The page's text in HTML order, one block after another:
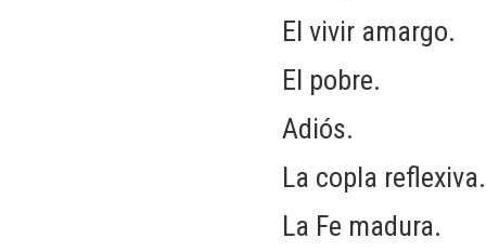
El vivir amargo.
El pobre.
Adiós.
La copla reflexiva.
La Fe madura.